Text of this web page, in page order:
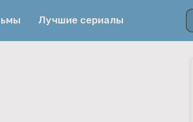
Лучшие сериалы